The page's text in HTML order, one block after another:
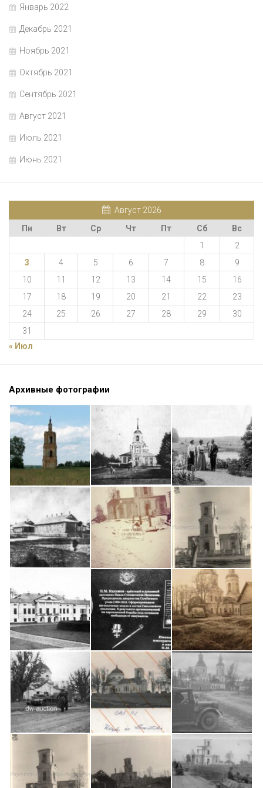
Январь 2022
Декабрь 2021
Ноябрь 2021
Октябрь 2021
Сентябрь 2021
Август 2021
Июль 2021
Июнь 2021
Август 2026
Пн
Вт Ср Чт Пт Сб
Вс
1
2
3
4 5 6 7 8
9
10
11 12 13 14 15
16
17
18 19 20 21 22
23
24
25 26 27 28 29
30
31
« Июл
Архивные фотографии